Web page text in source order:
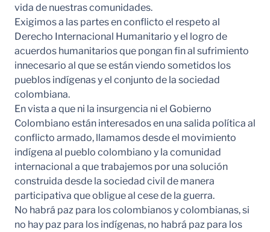
vida de nuestras comunidades.
Exigimos a las partes en conflicto el respeto al
Derecho Internacional Humanitario y el logro de
acuerdos humanitarios que pongan fin al sufrimiento
innecesario al que se están viendo sometidos los
pueblos indígenas y el conjunto de la sociedad
colombiana.
En vista a que ni la insurgencia ni el Gobierno
Colombiano están interesados en una salida política al
conflicto armado, llamamos desde el movimiento
indígena al pueblo colombiano y la comunidad
internacional a que trabajemos por una solución
construida desde la sociedad civil de manera
participativa que obligue al cese de la guerra.
No habrá paz para los colombianos y colombianas, si
no hay paz para los indígenas, no habrá paz para los